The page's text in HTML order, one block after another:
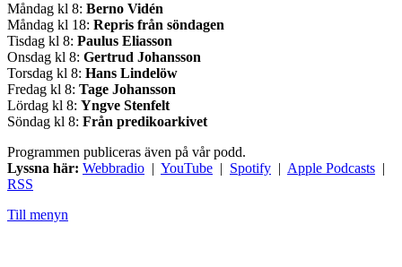
Måndag kl 8: Berno Vidén
Måndag kl 18: Repris från söndagen
Tisdag kl 8: Paulus Eliasson
Onsdag kl 8: Gertrud Johansson
Torsdag kl 8: Hans Lindelöw
Fredag kl 8: Tage Johansson
Lördag kl 8: Yngve Stenfelt
Söndag kl 8: Från predikoarkivet
Programmen publiceras även på vår podd.
Lyssna här: Webbradio | YouTube | Spotify | Apple Podcasts |
RSS
Till menyn